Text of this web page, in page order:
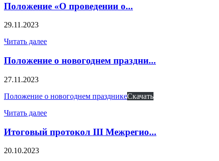
Положение «О проведении о...
29.11.2023
Читать далее
Положение о новогоднем праздни...
27.11.2023
Положение о новогоднем праздникеСкачать
Читать далее
Итоговый протокол III Межрегио...
20.10.2023